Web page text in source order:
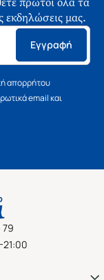
εκδηλώσεις μας.
Εγγραφή
απορρήτου
email και
79